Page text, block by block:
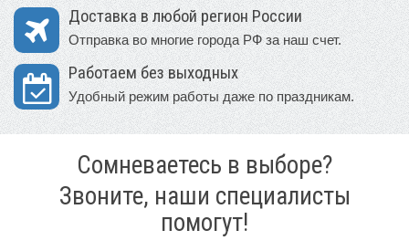
Доставка в любой регион России
Отправка во многие города РФ за наш счет.
Работаем без выходных
Удобный режим работы даже по праздникам.
Сомневаетесь в выборе?
Звоните, наши специалисты
помогут!